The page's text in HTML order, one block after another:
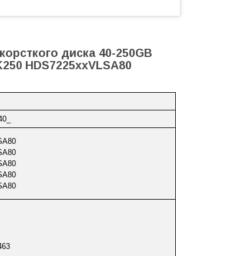
диска 40-250GB
HDS7225xxVLSA80